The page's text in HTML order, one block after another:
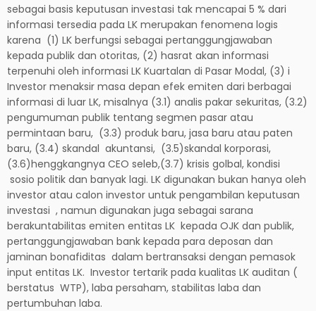
sebagai basis keputusan investasi tak mencapai 5 % dari
informasi tersedia pada LK merupakan fenomena logis
karena (1) LK berfungsi sebagai pertanggungjawaban
kepada publik dan otoritas, (2) hasrat akan informasi
terpenuhi oleh informasi LK Kuartalan di Pasar Modal, (3) i
Investor menaksir masa depan efek emiten dari berbagai
informasi di luar LK, misalnya (3.1) analis pakar sekuritas, (3.2)
pengumuman publik tentang segmen pasar atau
permintaan baru, (3.3) produk baru, jasa baru atau paten
baru, (3.4) skandal akuntansi, (3.5)skandal korporasi,
(3.6)henggkangnya CEO seleb,(3.7) krisis golbal, kondisi
sosio politik dan banyak lagi. LK digunakan bukan hanya oleh
investor atau calon investor untuk pengambilan keputusan
investasi , namun digunakan juga sebagai sarana
berakuntabilitas emiten entitas LK kepada OJK dan publik,
pertanggungjawaban bank kepada para deposan dan
jaminan bonafiditas dalam bertransaksi dengan pemasok
input entitas LK. Investor tertarik pada kualitas LK auditan (
berstatus WTP), laba persaham, stabilitas laba dan
pertumbuhan laba.